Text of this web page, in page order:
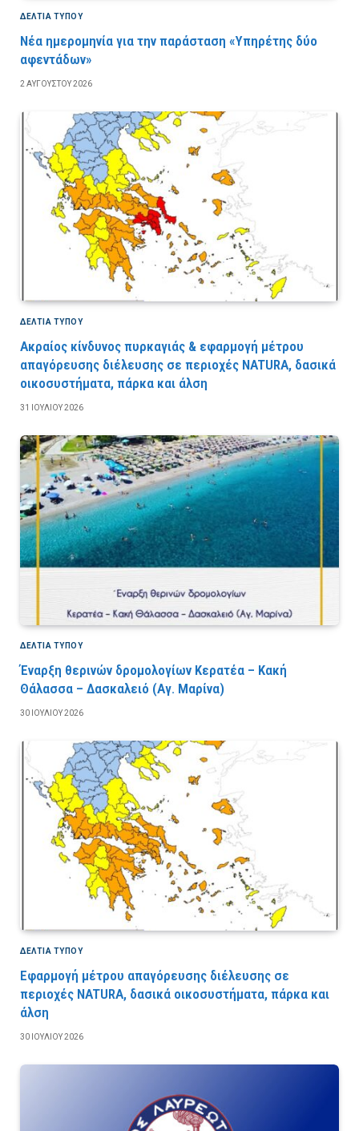
ΔΕΛΤΙΑ ΤΥΠΟΥ
Νέα ημερομηνία για την παράσταση «Υπηρέτης δύο
αφεντάδων»
2 ΑΥΓΟΎΣΤΟΥ 2026
ΔΕΛΤΙΑ ΤΥΠΟΥ
Ακραίος κίνδυνος πυρκαγιάς & εφαρμογή μέτρου
απαγόρευσης διέλευσης σε περιοχές NATURA, δασικά
οικοσυστήματα, πάρκα και άλση
31 ΙΟΥΛΊΟΥ 2026
ΔΕΛΤΙΑ ΤΥΠΟΥ
Έναρξη θερινών δρομολογίων Κερατέα – Κακή
Θάλασσα – Δασκαλειό (Αγ. Μαρίνα)
30 ΙΟΥΛΊΟΥ 2026
ΔΕΛΤΙΑ ΤΥΠΟΥ
Εφαρμογή μέτρου απαγόρευσης διέλευσης σε
περιοχές NATURA, δασικά οικοσυστήματα, πάρκα και
άλση
30 ΙΟΥΛΊΟΥ 2026